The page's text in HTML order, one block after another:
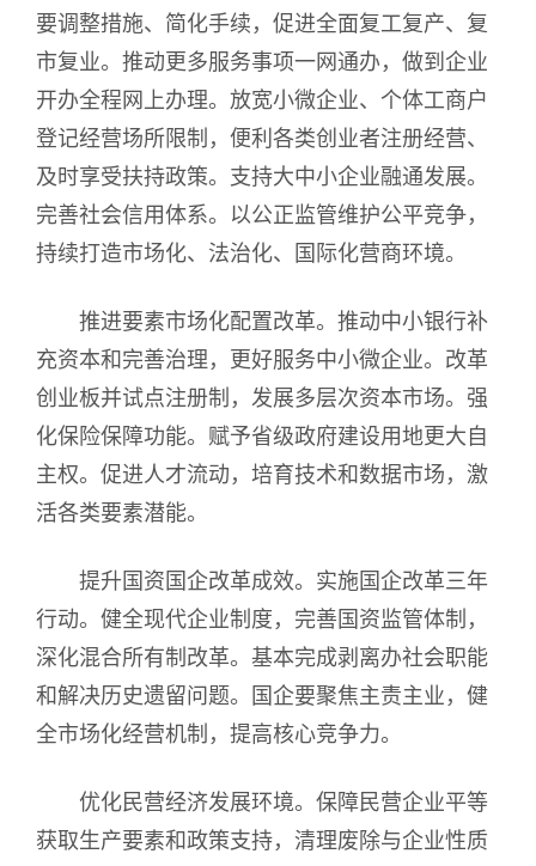
要调整措施、简化手续，促进全面复工复产、复
市复业。推动更多服务事项一网通办，做到企业
开办全程网上办理。放宽小微企业、个体工商户
登记经营场所限制，便利各类创业者注册经营、
及时享受扶持政策。支持大中小企业融通发展。
完善社会信用体系。以公正监管维护公平竞争，
持续打造市场化、法治化、国际化营商环境。
推进要素市场化配置改革。推动中小银行补
充资本和完善治理，更好服务中小微企业。改革
创业板并试点注册制，发展多层次资本市场。强
化保险保障功能。赋予省级政府建设用地更大自
主权。促进人才流动，培育技术和数据市场，激
活各类要素潜能。
提升国资国企改革成效。实施国企改革三年
行动。健全现代企业制度，完善国资监管体制，
深化混合所有制改革。基本完成剥离办社会职能
和解决历史遗留问题。国企要聚焦主责主业，健
全市场化经营机制，提高核心竞争力。
优化民营经济发展环境。保障民营企业平等
获取生产要素和政策支持，清理废除与企业性质